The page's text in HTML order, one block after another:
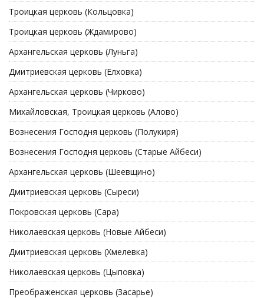
Троицкая церковь (Кольцовка)
Троицкая церковь (Ждамирово)
Архангельская церковь (Луньга)
Дмитриевская церковь (Елховка)
Архангельская церковь (Чирково)
Михайловская, Троицкая церковь (Алово)
Вознесения Господня церковь (Полукиря)
Вознесения Господня церковь (Старые Айбеси)
Архангельская церковь (Шеевщино)
Дмитриевская церковь (Сыреси)
Покровская церковь (Сара)
Николаевская церковь (Новые Айбеси)
Дмитриевская церковь (Хмелевка)
Николаевская церковь (Цыповка)
Преображенская церковь (Засарье)